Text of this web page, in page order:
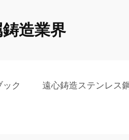
造業界
ク 遠心鋳造ステンレス